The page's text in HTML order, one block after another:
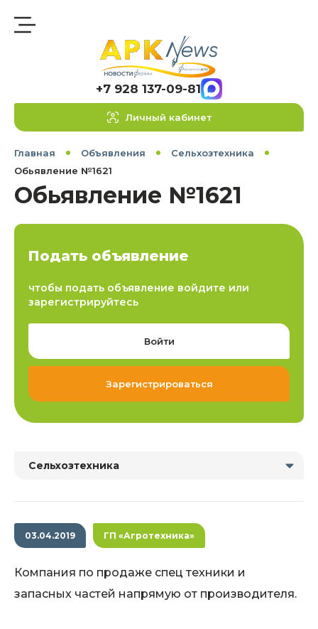
+7 928 137-09-81
Личный кабинет
Главная Объявления
Сельхозтехника
Обьявление №1621
Обьявление №1621
Подать объявление
чтобы подать объявление войдите или
зарегистрируйтесь
Войти
Зарегистрироваться
Сельхозтехника
03.04.2019 ГП «Агротехника»
Компания по продаже спец техники и
запасных частей напрямую от производителя.